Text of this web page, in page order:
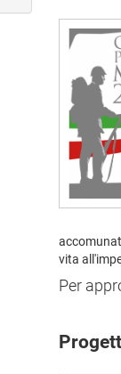
vita
Per